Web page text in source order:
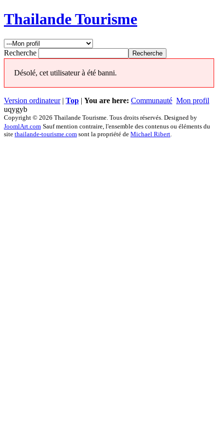
Thailande Tourisme
Recherche
Désolé, cet utilisateur à été banni.
Version ordinateur| Top | You are here: Communauté Mon profil
uqygyb
Copyright © 2026 Thailande Tourisme. Tous droits réservés. Designed by
JoomlArt.com Sauf mention contraire, l'ensemble des contenus ou éléments du
site thailande-tourisme.com sont la propriété de Michael Ribert